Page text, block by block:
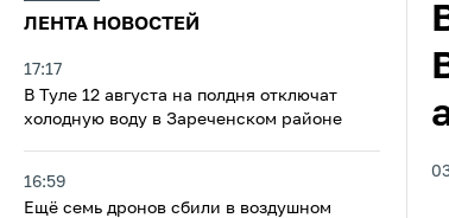
ЛЕНТА НОВОСТЕЙ
17:17
В Туле 12 августа на полдня отключат
холодную воду в Зареченском районе
16:59
Ещё семь дронов сбили в воздушном